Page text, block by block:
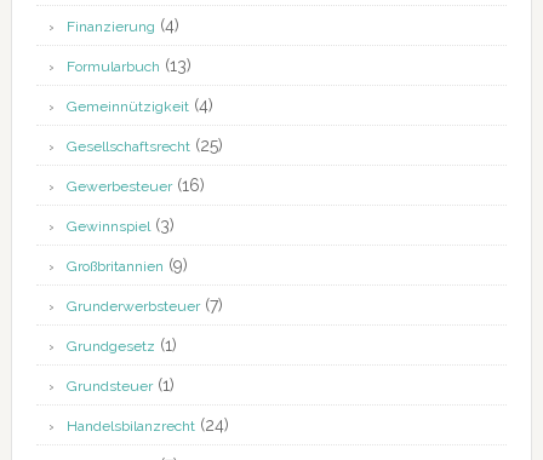
Finanzierung (4)
Formularbuch (13)
Gemeinnützigkeit(4)
Gesellschaftsrecht(25)
Gewerbesteuer(16)
Gewinnspiel(3)
Großbritannien (9)
Grunderwerbsteuer(7)
Grundgesetz (1)
Grundsteuer(1)
Handelsbilanzrecht(24)